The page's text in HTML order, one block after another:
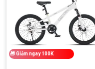
🎁Giảm ngay 100K